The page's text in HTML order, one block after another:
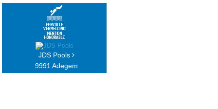
JDS Pools
9991 Adegem